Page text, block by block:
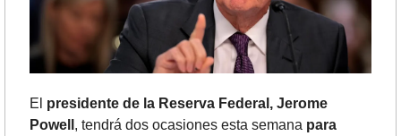
El presidente de la Reserva Federal, Jerome
Powell , tendrá dos ocasiones esta semana para